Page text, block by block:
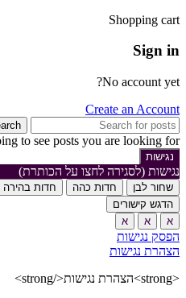
Shopping cart
Sign in
No account yet?
Create an Account
to see posts you are looking for.
נגישות
נגישות (לסגירה לחצו על הכותרת)
שחור לבן חדות כהה חדות בהירה
הדגש קישורים
א
א א
הפסק נגישות
הצהרת נגישות
<strong>הצהרת נגישות</strong>